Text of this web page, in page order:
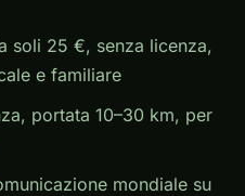
soli 25 €, senza licenza,
e familiare
portata 10–30 km, per
mondiale su